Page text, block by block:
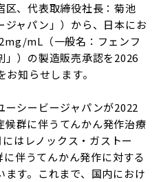
区、代表取締役社長：菊池
ジャパン」）から、日本にお
mL（一般名：フェンフ
」）の製造販売承認を2026
知らせします。
ーシービージャパンが2022
群に伴うてんかん発作治療
はレノックス・ガストー
伴うてんかん発作に対する
す。これまで、国内におけ